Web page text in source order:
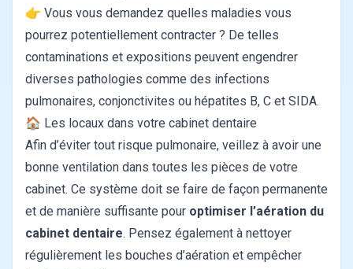
👉 Vous vous demandez quelles maladies vous
pourrez potentiellement contracter ? De telles
contaminations et expositions peuvent engendrer
diverses pathologies comme des infections
pulmonaires, conjonctivites ou hépatites B, C et SIDA.
🏠 Les locaux dans votre cabinet dentaire
Afin d’éviter tout risque pulmonaire, veillez à avoir une
bonne ventilation dans toutes les pièces de votre
cabinet. Ce système doit se faire de façon permanente
et de manière suffisante pour optimiser l’aération du
cabinet dentaire. Pensez également à nettoyer
régulièrement les bouches d’aération et empêcher